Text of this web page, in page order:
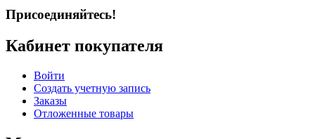
Присоединяйтесь!
Кабинет покупателя
Войти
Создать учетную запись
Заказы
Отложенные товары